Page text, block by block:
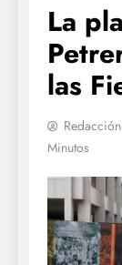
La
las
Redacción
Minutos